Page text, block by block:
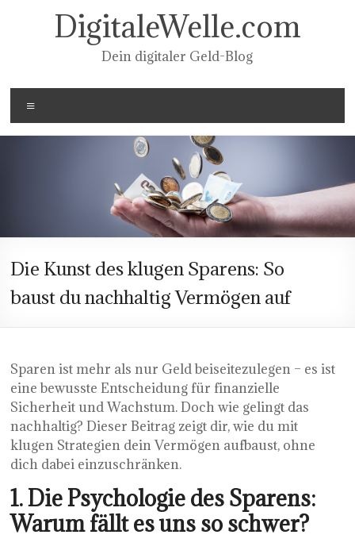
springenDigitaleWelle.com
Dein digitaler Geld-Blog
Die Kunst des klugen Sparens: So
baust du nachhaltig Vermögen auf
Sparen ist mehr als nur Geld beiseitezulegen – es ist
eine bewusste Entscheidung für finanzielle
Sicherheit und Wachstum. Doch wie gelingt das
nachhaltig? Dieser Beitrag zeigt dir, wie du mit
klugen Strategien dein Vermögen aufbaust, ohne
dich dabei einzuschränken.
1. Die Psychologie des Sparens:
Warum fällt es uns so schwer?